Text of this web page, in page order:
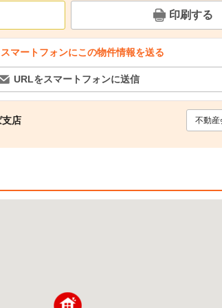
印刷する
マートフォンにこの物件情報を送る
URLをスマートフォンに送信
支店 不動産